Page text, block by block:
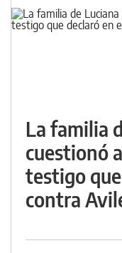
La familia
cuestionó
testigo
contra